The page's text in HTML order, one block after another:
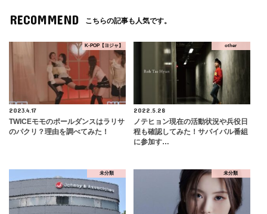
RECOMMEND こちらの記事も人気です。
K-POP【ヨジャ】
2023.4.17
TWICEモモのポールダンスはラリサ
のパクリ？理由を調べてみた！
other
2022.5.28
ノテヒョン現在の活動状況や兵役日
程も確認してみた！サバイバル番組
に参加す…
未分類 未分類